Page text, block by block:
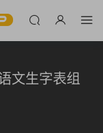
文生字表组